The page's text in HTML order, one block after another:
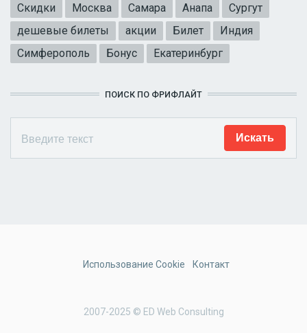
Скидки
Москва Самара Анапа
Сургут
дешевые билеты
акции Билет
Индия
Симферополь
Бонус Екатеринбург
ПОИСК ПО ФРИФЛАЙТ
2007-2025 © ED Web Consulting
Использование Cookie Контакт